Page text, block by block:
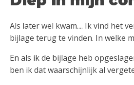
Als later wel kwam.... Ik vind het
bijlage terug te vinden. In welke
En als ik de bijlage heb
ben ik dat waarschijnlijk al